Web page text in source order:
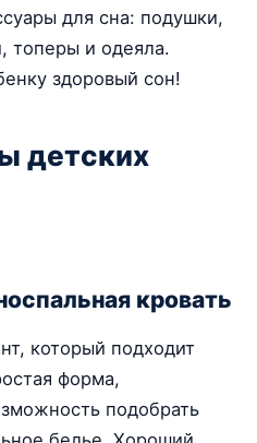
для сна: подушки,
топеры и одеяла.
здоровый сон!
детских
кровать
который подходит
форма,
подобрать